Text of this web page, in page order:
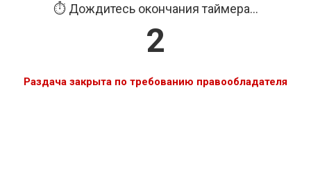
⏱️ Дождитесь окончания таймера...
2
Раздача закрыта по требованию правообладателя